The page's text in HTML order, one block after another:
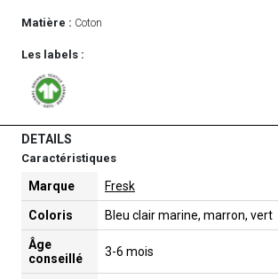
Matière : Coton
Les labels :
DETAILS
Caractéristiques
Marque Fresk
Coloris Bleu clair marine, marron, vert
Âge
conseillé
3-6 mois